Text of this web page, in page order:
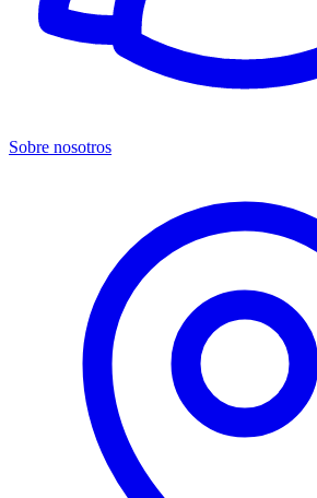
Sobre nosotros